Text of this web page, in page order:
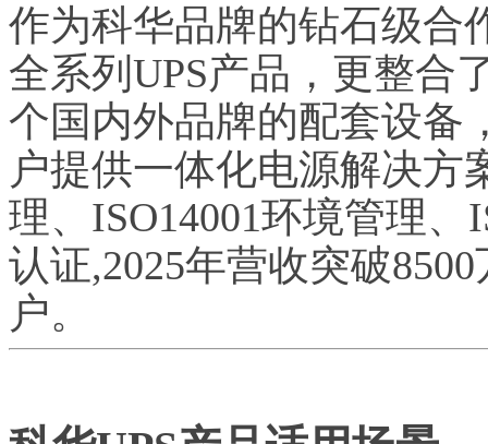
作为科华品牌的钻石级合
全系列UPS产品，更整合
个国内外品牌的配套设备
户提供一体化电源解决方
理、ISO14001环境管理
认证,2025年营收突破
户。